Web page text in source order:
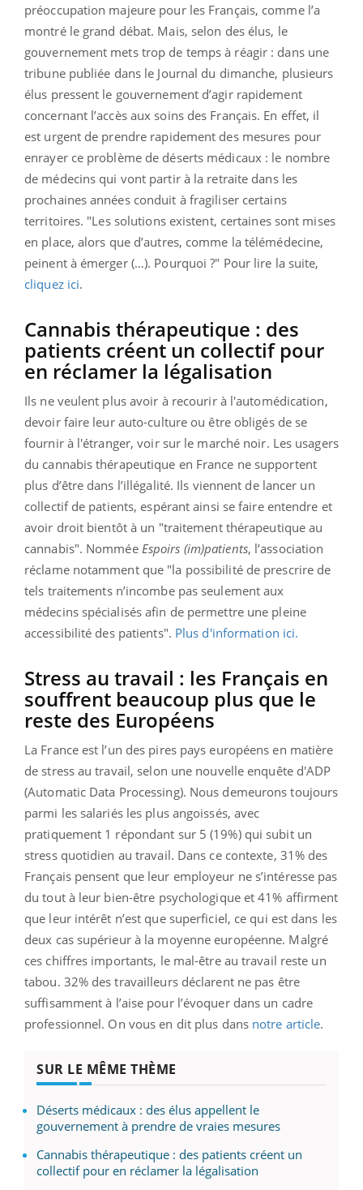
préoccupation majeure pour les Français, comme l’a
montré le grand débat. Mais, selon des élus, le
gouvernement mets trop de temps à réagir : dans une
tribune publiée dans le Journal du dimanche, plusieurs
élus pressent le gouvernement d’agir rapidement
concernant l’accès aux soins des Français. En effet, il
est urgent de prendre rapidement des mesures pour
enrayer ce problème de déserts médicaux : le nombre
de médecins qui vont partir à la retraite dans les
prochaines années conduit à fragiliser certains
territoires. "Les solutions existent, certaines sont mises
en place, alors que d’autres, comme la télémédecine,
peinent à émerger (…). Pourquoi ?" Pour lire la suite,
cliquez ici.
Cannabis thérapeutique : des
patients créent un collectif pour
en réclamer la légalisation
Ils ne veulent plus avoir à recourir à l'automédication,
devoir faire leur auto-culture ou être obligés de se
fournir à l'étranger, voir sur le marché noir. Les usagers
du cannabis thérapeutique en France ne supportent
plus d’être dans l’illégalité. Ils viennent de lancer un
collectif de patients, espérant ainsi se faire entendre et
avoir droit bientôt à un "traitement thérapeutique au
cannabis". Nommée Espoirs (im)patients, l’association
réclame notamment que "la possibilité de prescrire de
tels traitements n’incombe pas seulement aux
médecins spécialisés afin de permettre une pleine
accessibilité des patients". Plus d'information ici.
Stress au travail : les Français en
souffrent beaucoup plus que le
reste des Européens
La France est l’un des pires pays européens en matière
de stress au travail, selon une nouvelle enquête d'ADP
(Automatic Data Processing). Nous demeurons toujours
parmi les salariés les plus angoissés, avec
pratiquement 1 répondant sur 5 (19%) qui subit un
stress quotidien au travail. Dans ce contexte, 31% des
Français pensent que leur employeur ne s’intéresse pas
du tout à leur bien-être psychologique et 41% affirment
que leur intérêt n’est que superficiel, ce qui est dans les
deux cas supérieur à la moyenne européenne. Malgré
ces chiffres importants, le mal-être au travail reste un
tabou. 32% des travailleurs déclarent ne pas être
suffisamment à l’aise pour l’évoquer dans un cadre
professionnel. On vous en dit plus dans notre article.
SUR LE MÊME THÈME
Déserts médicaux : des élus appellent le
gouvernement à prendre de vraies mesures
Cannabis thérapeutique : des patients créent un
collectif pour en réclamer la légalisation